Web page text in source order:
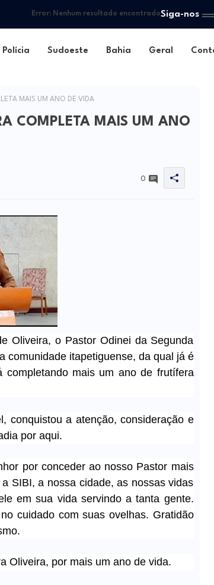
Error:Nenhum resultado encontradoSiga-nos
Polícia Sudoeste Bahia Geral
MAIS UM ANO DE VIDA
COMPLETA MAIS UM ANO
0
Oliveira, o Pastor Odinei da Segunda
comunidade itapetiguense, da qual já é
mais um ano de frutífera
conquistou a atenção, consideração e
por aqui.
por conceder ao nosso Pastor mais
SIBI, a nossa cidade, as nossas vidas
em sua vida servindo a tanta gente.
cuidado com suas ovelhas. Gratidão
Oliveira, por mais um ano de vida.